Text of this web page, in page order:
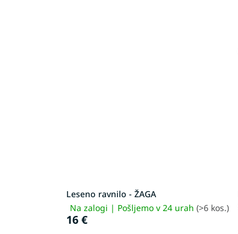
Leseno ravnilo - ŽAGA
Na zalogi | Pošljemo v 24 urah(>6 kos.)
16 €